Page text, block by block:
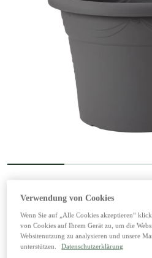
Blumentopf Corinto
H 12 cm
2,39 €
inkl. 20% MwSt zzgl. Versand
Verwendung von Cookies
Wenn Sie auf „Alle Cookies akzeptieren“
von Cookies auf Ihrem Gerät zu, um die
Websitenutzung zu analysieren und unsere
unterstützen.
Datenschutzerklärung